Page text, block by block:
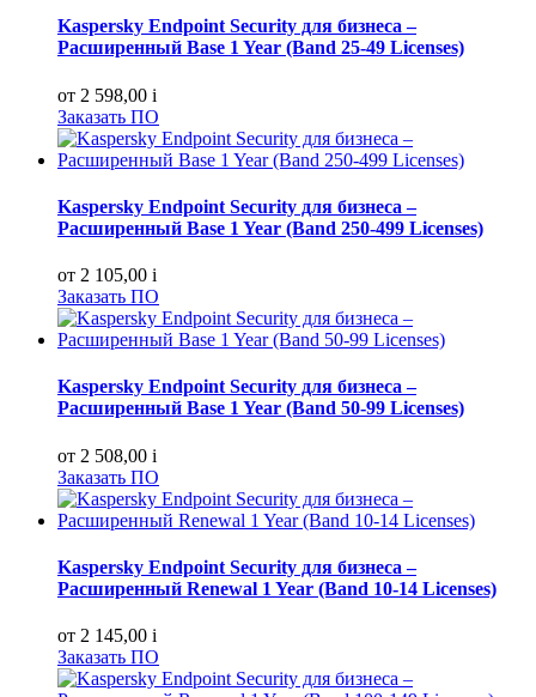
Kaspersky Endpoint Security для бизнеса –
Расширенный Base 1 Year (Band 25-49 Licenses)
от 2 598,00 i
Заказать ПО
Kaspersky Endpoint Security для бизнеса –
Расширенный Base 1 Year (Band 250-499 Licenses)
от 2 105,00 i
Заказать ПО
Kaspersky Endpoint Security для бизнеса –
Расширенный Base 1 Year (Band 50-99 Licenses)
от 2 508,00 i
Заказать ПО
Kaspersky Endpoint Security для бизнеса –
Расширенный Renewal 1 Year (Band 10-14 Licenses)
от 2 145,00 i
Заказать ПО